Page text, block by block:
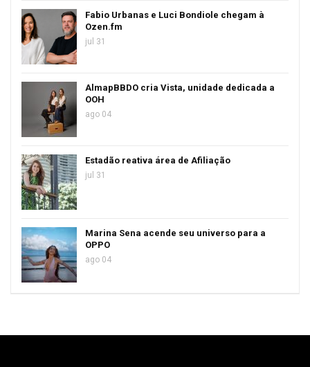
Fabio Urbanas e Luci Bondiole chegam à
Ozen.fm
jul 31
AlmapBBDO cria Vista, unidade dedicada a
OOH
ago 04
Estadão reativa área de Afiliação
jul 31
Marina Sena acende seu universo para a
OPPO
ago 04